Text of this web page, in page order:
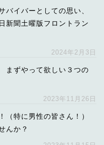
バイバーとしての思い、
新聞土曜版フロントラン
2024年2月3日
まずやって欲しい３つの
2023年11月26日
（特に男性の皆さん！）
んか？